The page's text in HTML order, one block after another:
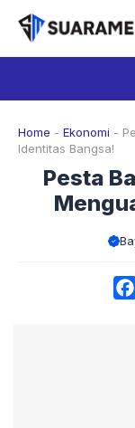
Langsung
isi
Home - Ekonomi -
Identitas Bangsa!
Pesta